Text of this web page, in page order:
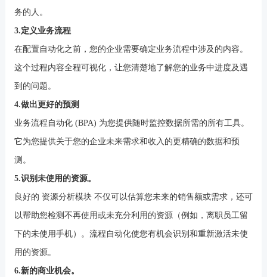
务的人。
3.定义业务流程
在配置自动化之前，您的企业需要确定业务流程中涉及的内容。
这个过程内容全程可视化，让您清楚地了解您的业务中进度及遇
到的问题。
4.做出更好的预测
业务流程自动化 (BPA) 为您提供随时监控数据所需的所有工具。
它为您提供关于您的企业未来需求和收入的更精确的数据和预
测。
5.识别未使用的资源。
良好的 资源分析模块 不仅可以估算您未来的销售额或需求，还可
以帮助您检测不再使用或未充分利用的资源（例如，离职员工留
下的未使用手机）。流程自动化使您有机会识别和重新激活未使
用的资源。
6.新的商业机会。